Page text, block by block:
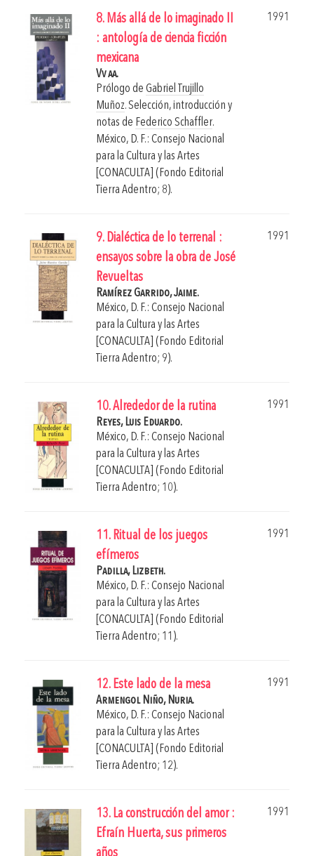
8. Más allá de lo imaginado II
: antología de ciencia ficción
mexicana
1991
Vv aa.
Prólogo de Gabriel Trujillo
Muñoz. Selección, introducción y
notas de Federico Schaffler.
México, D. F.: Consejo Nacional
para la Cultura y las Artes
[CONACULTA] (Fondo Editorial
Tierra Adentro; 8).
9. Dialéctica de lo terrenal :
ensayos sobre la obra de José
Revueltas
1991
Ramírez Garrido, Jaime.
México, D. F.: Consejo Nacional
para la Cultura y las Artes
[CONACULTA] (Fondo Editorial
Tierra Adentro; 9).
10. Alrededor de la rutina
1991
Reyes, Luis Eduardo.
México, D. F.: Consejo Nacional
para la Cultura y las Artes
[CONACULTA] (Fondo Editorial
Tierra Adentro; 10).
11. Ritual de los juegos
efímeros
1991
Padilla, Lizbeth.
México, D. F.: Consejo Nacional
para la Cultura y las Artes
[CONACULTA] (Fondo Editorial
Tierra Adentro; 11).
12. Este lado de la mesa
1991
Armengol Niño, Nuria.
México, D. F.: Consejo Nacional
para la Cultura y las Artes
[CONACULTA] (Fondo Editorial
Tierra Adentro; 12).
13. La construcción del amor :
Efraín Huerta, sus primeros
1991